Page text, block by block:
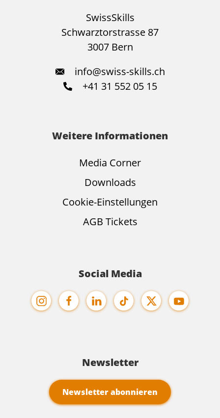
SwissSkills
Schwarztorstrasse 87
3007 Bern
info@swiss-skills.ch
+41 31 552 05 15
Weitere Informationen
Media Corner
Downloads
Cookie-Einstellungen
AGB Tickets
Social Media
Newsletter
Newsletter abonnieren